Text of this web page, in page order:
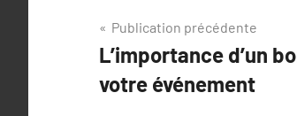
Navigation
de
l’article
Publication précédente
L’importance d’un
votre événement